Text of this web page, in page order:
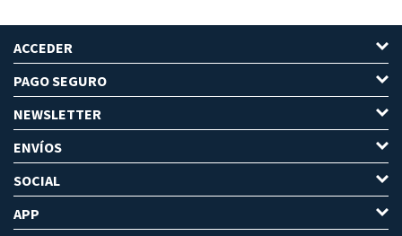
ACCEDER
PAGO SEGURO
NEWSLETTER
ENVÍOS
SOCIAL
APP